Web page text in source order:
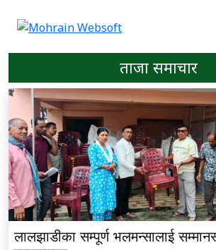
ताजा समाचार
लालझाडीका सम्पूर्ण भलमन्सालाई